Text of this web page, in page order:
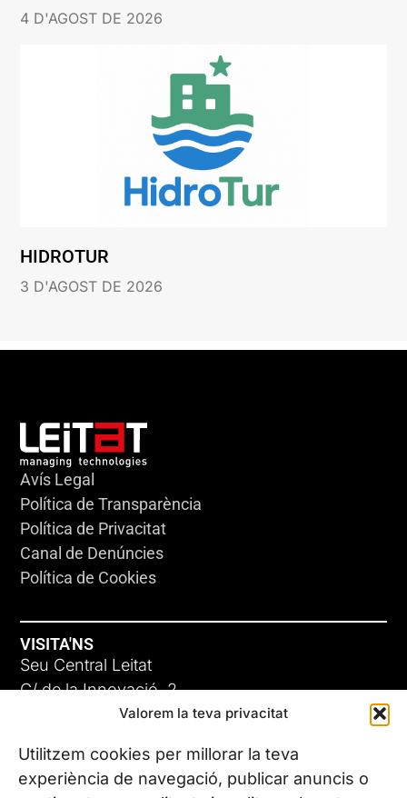
Valorem la teva privacitat
Utilitzem cookies per millorar la teva
experiència de navegació, publicar anuncis o
4 D'AGOST DE 2026
HIDROTUR
3 D'AGOST DE 2026
Avís Legal
Política de Transparència
Política de Privacitat
Canal de Denúncies
Política de Cookies
VISITA'NS
Seu Central Leitat
C/ de la Innovació, 2
08225 Terrassa, (Barcelona)
Coneix les nostres seus